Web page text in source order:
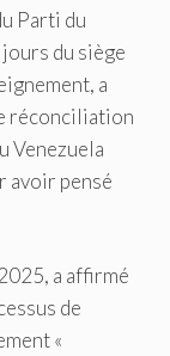
Parti du
du siège
a
réconciliation
Venezuela
avoir pensé
a affirmé
de
«